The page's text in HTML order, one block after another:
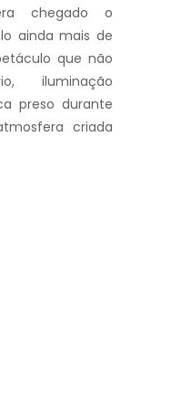
chegado o
ainda mais de
que não
iluminação
preso durante
criada